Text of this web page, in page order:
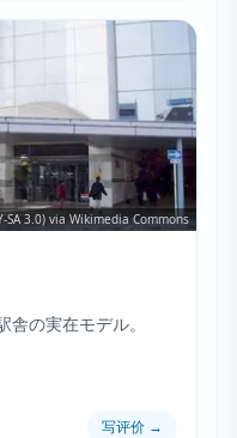
SA 3.0) via Wikimedia Commons
の実在モデル。
写评价 →